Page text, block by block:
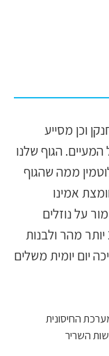
וכן מסייע
הגוף שלנו
ממה שהגוף
אמינו
על נוזלים
הכרחיים ועוזר לגוף שלנו להתאושש פי 2 יותר מהר ולבנות
יום יומית משלים
החיסונית
השריר